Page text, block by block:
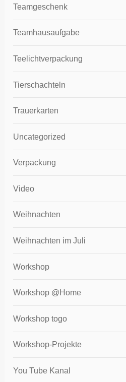
Teamgeschenk
Teamhausaufgabe
Teelichtverpackung
Tierschachteln
Trauerkarten
Uncategorized
Verpackung
Video
Weihnachten
Weihnachten im Juli
Workshop
Workshop @Home
Workshop togo
Workshop-Projekte
You Tube Kanal